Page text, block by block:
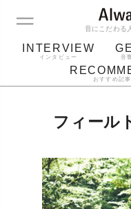
音にこだわる
INTERVIEW
インタビュー 音
おすすめ記事
ジャケット
フィール